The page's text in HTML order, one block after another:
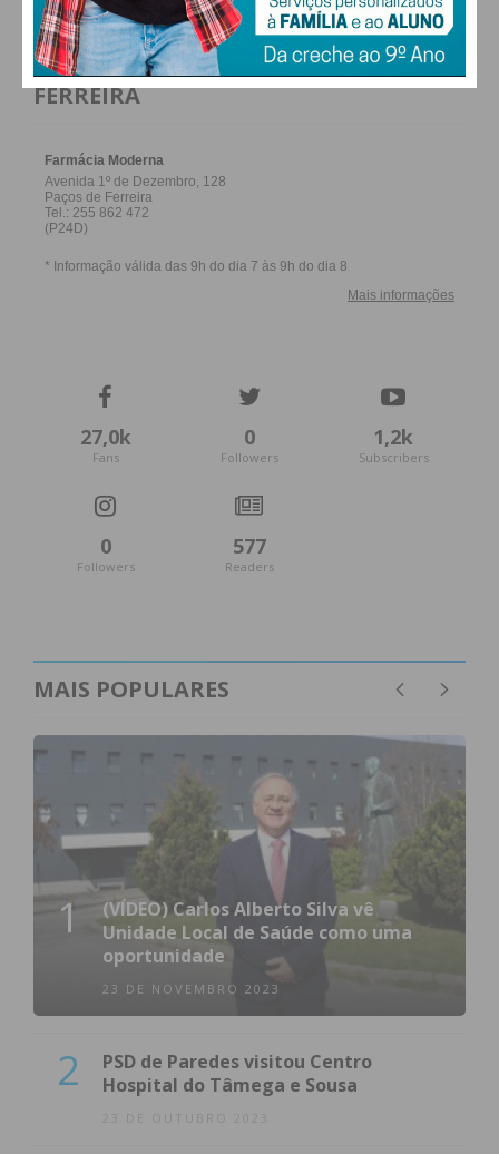
FARMACIAS DE SERVIÇO EM PAÇOS DE
FERREIRA
27,0k
Fans
0
Followers
1,2k
Subscribers
0
Followers
577
Readers
MAIS POPULARES
1
(VÍDEO) Carlos Alberto Silva vê
Unidade Local de Saúde como uma
oportunidade
23 DE NOVEMBRO 2023
2
PSD de Paredes visitou Centro
Hospital do Tâmega e Sousa
23 DE OUTUBRO 2023